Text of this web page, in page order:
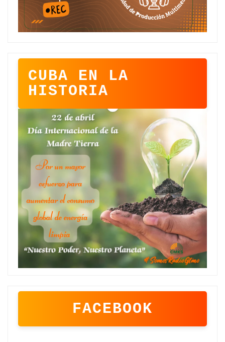
CUBA EN LA
HISTORIA
FACEBOOK